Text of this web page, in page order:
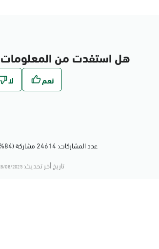
هل استفدت من
عدد المشاركات: 24614 مشاركة (84%) أعجبهم المحتوى
تاريخ أخر تحديث:08/2025 12:08